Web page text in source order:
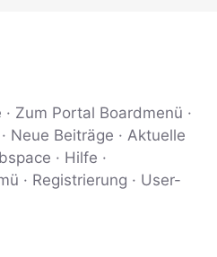
Zum Portal Boardmenü ·
Neue Beiträge · Aktuelle
· Hilfe ·
· Registrierung · User-